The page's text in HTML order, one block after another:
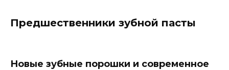
Предшественники зубной пасты
Новые зубные порошки и современное